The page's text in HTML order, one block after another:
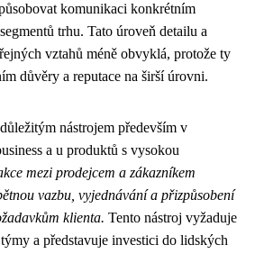
komunikaci konkrétním
trhu. Tato úroveň detailu a
vztahů méně obvyklá, protože ty
důvěry a reputace na širší úrovni.
nástrojem především v
a u produktů s vysokou
mezi prodejcem a zákazníkem
vazbu, vyjednávání a přizpůsobení
klienta. Tento nástroj vyžaduje
a představuje investici do lidských